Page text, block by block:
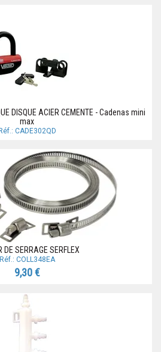
DISQUE ACIER CEMENTE - Cadenas mini
max
Réf.: CADE302QD
DE SERRAGE SERFLEX
Réf.: COLL348EA
9,30 €